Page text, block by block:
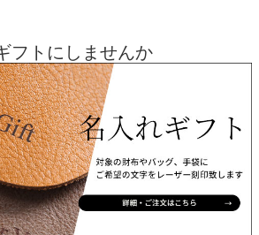
フトにしませんか